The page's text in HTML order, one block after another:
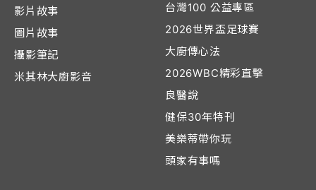
影片故事
圖片故事
攝影筆記
米其林大廚影音
台灣100 公益專區
2026世界盃足球賽
大廚傳心法
2026WBC精彩直擊
良醫說
健保30年特刊
美樂蒂帶你玩
頭家有事嗎